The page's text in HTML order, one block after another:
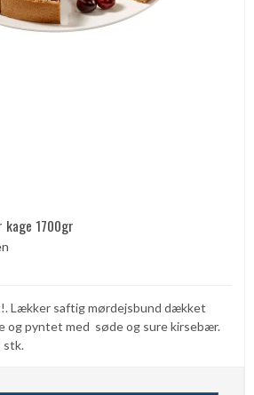
kage 1700gr
Lækker saftig mørdejsbund dækket
og pyntet med søde og sure kirsebær.
stk.